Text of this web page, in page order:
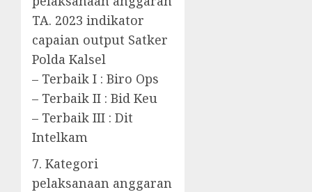
TA. 2023 indikator
capaian output Satker
Polda Kalsel
– Terbaik I : Biro Ops
– Terbaik II : Bid Keu
– Terbaik III : Dit
Intelkam
7. Kategori
pelaksanaan anggaran